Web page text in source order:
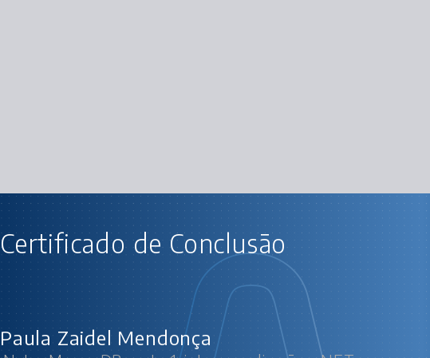
Certificado de Conclusão
Paula Zaidel Mendonça
.Net e MongoDB parte 1: integre
Inserindo um
Listando e incluindo